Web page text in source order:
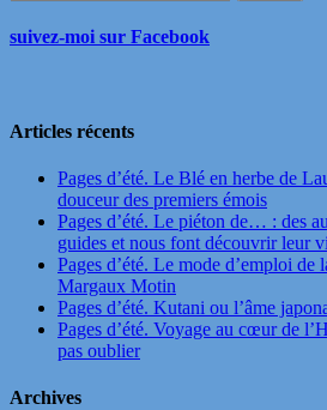
suivez-moi sur Facebook
Articles récents
Pages d’été. Le Blé en herbe de
douceur des premiers émois
Pages d’été. Le piéton de… : des
guides et nous font découvrir leur
Pages d’été. Le mode d’emploi de
Margaux Motin
Pages d’été. Kutani ou l’âme
Pages d’été. Voyage au cœur de
pas oublier
Archives